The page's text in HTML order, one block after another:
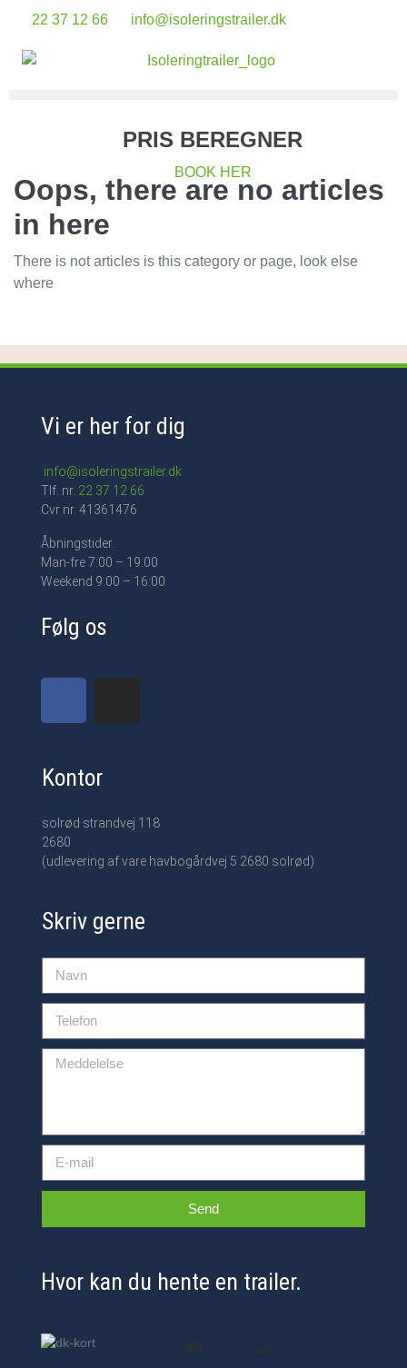
22 37 12 66 info@isoleringstrailer.dk
PRIS BEREGNER
BOOK HER
Oops, there are no articles
in here
There is not articles is this category or page, look else
where
Vi er her for dig
info@isoleringstrailer.dk
Tlf. nr. 22 37 12 66
Cvr nr. 41361476
Åbningstider.
Man-fre 7:00 – 19:00
Weekend 9:00 – 16:00
Følg os
Kontor
solrød strandvej 118
2680
(udlevering af vare havbogårdvej 5 2680 solrød)
Skriv gerne
Send
Hvor kan du hente en trailer.